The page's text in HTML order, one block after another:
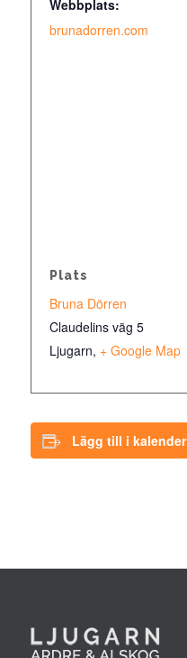
Webbplats:
brunadorren.com
Plats
Bruna Dörren
Claudelins väg 5
Ljugarn, + Google Map
Lägg till i kalender